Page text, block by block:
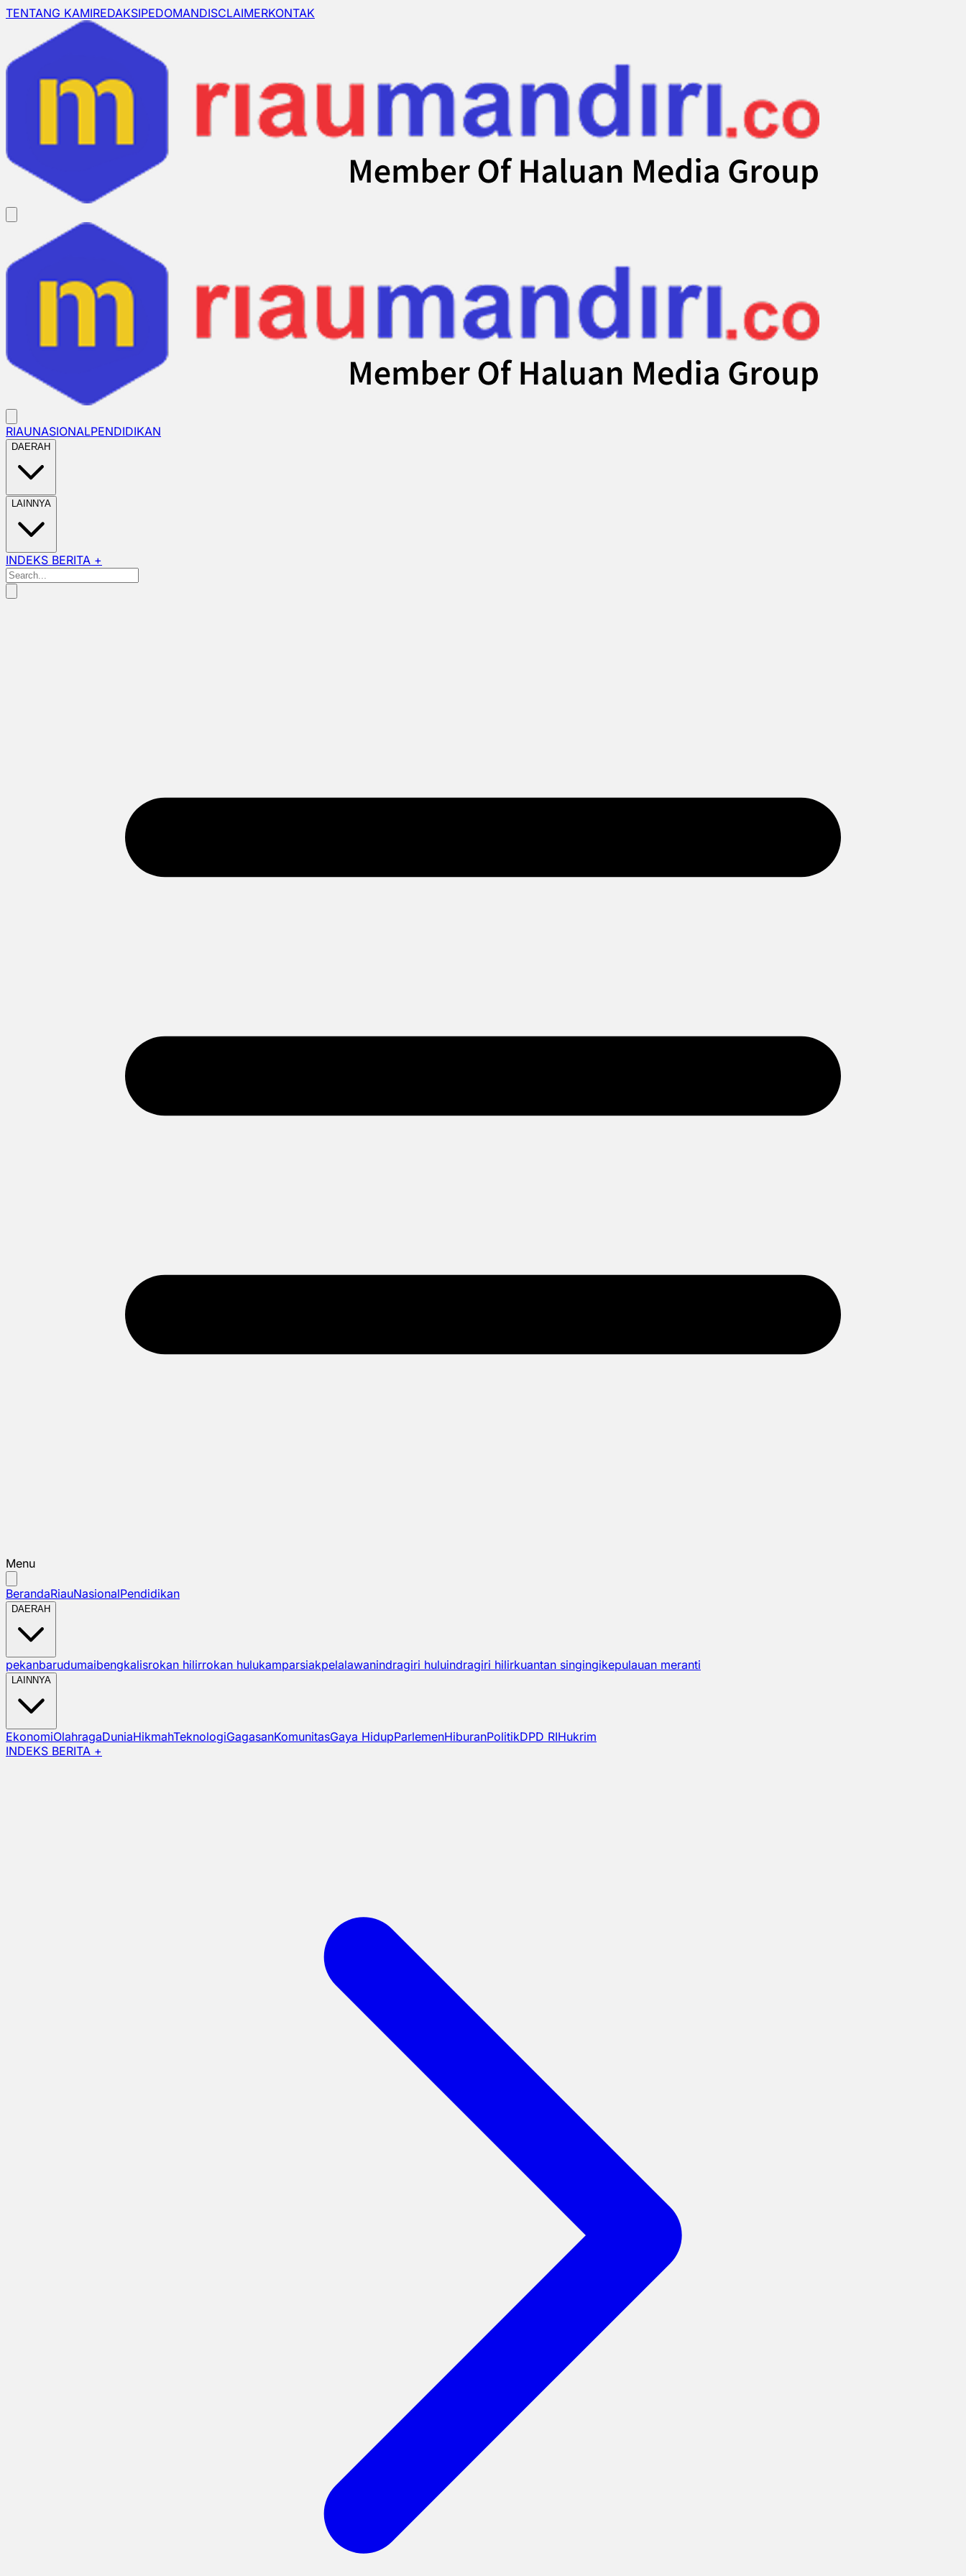
TENTANG KAMIREDAKSIPEDOMANDISCLAIMERKONTAK
RIAUNASIONALPENDIDIKAN
DAERAH
LAINNYA
INDEKS BERITA +
Menu
BerandaRiauNasionalPendidikan
DAERAH
pekanbarudumaibengkalisrokan hilirrokan hulukamparsiakpelalawanindragiri huluindragiri hilirkuantan singingikepulauan meranti
LAINNYA
EkonomiOlahragaDuniaHikmahTeknologiGagasanKomunitasGaya HidupParlemenHiburanPolitikDPD RIHukrim
INDEKS BERITA +